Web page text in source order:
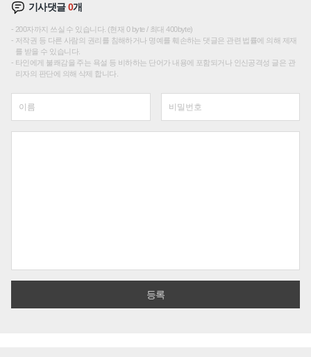
기사댓글0개
200자까지 쓰실 수 있습니다. (현재 0 byte / 최대 400byte)
저작권 등 다른 사람의 권리를 침해하거나 명예를 훼손하는 댓글은 관련 법률에 의해 제재
를 받을 수 있습니다.
타인에게 불쾌감을 주는 욕설 등 비하하는 단어가 내용에 포함되거나 인신공격성 글은 관
리자의 판단에 의해 삭제 합니다.